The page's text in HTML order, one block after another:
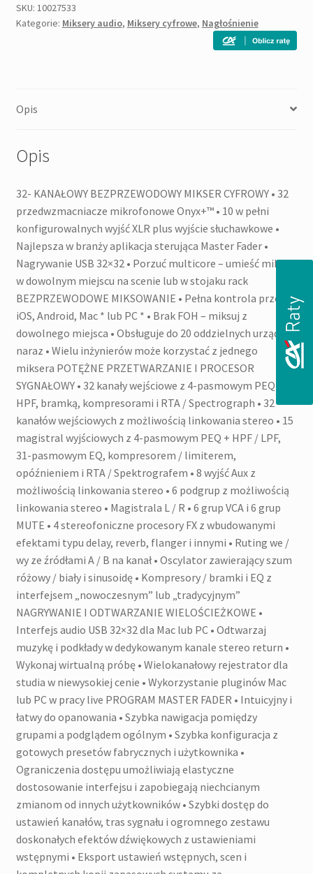
SKU: 10027533
Kategorie: Miksery audio, Miksery cyfrowe, Nagłośnienie
Opis
Opis
32- KANAŁOWY BEZPRZEWODOWY MIKSER CYFROWY • 32
przedwzmacniacze mikrofonowe Onyx+™ • 10 w pełni
konfigurowalnych wyjść XLR plus wyjście słuchawkowe •
Najlepsza w branży aplikacja sterująca Master Fader •
Nagrywanie USB 32×32 • Porzuć multicore – umieść mikser
w dowolnym miejscu na scenie lub w stojaku rack
BEZPRZEWODOWE MIKSOWANIE • Pełna kontrola przez
iOS, Android, Mac * lub PC * • Brak FOH – miksuj z
dowolnego miejsca • Obsługuje do 20 oddzielnych urządzeń
naraz • Wielu inżynierów może korzystać z jednego
miksera POTĘŻNE PRZETWARZANIE I PROCESOR
SYGNAŁOWY • 32 kanały wejściowe z 4-pasmowym PEQ +
HPF, bramką, kompresorami i RTA / Spectrograph • 32
kanałów wejściowych z możliwością linkowania stereo • 15
magistral wyjściowych z 4-pasmowym PEQ + HPF / LPF,
31-pasmowym EQ, kompresorem / limiterem,
opóźnieniem i RTA / Spektrografem • 8 wyjść Aux z
możliwością linkowania stereo • 6 podgrup z możliwością
linkowania stereo • Magistrala L / R • 6 grup VCA i 6 grup
MUTE • 4 stereofoniczne procesory FX z wbudowanymi
efektami typu delay, reverb, flanger i innymi • Ruting we /
wy ze źródłami A / B na kanał • Oscylator zawierający szum
różowy / biały i sinusoidę • Kompresory / bramki i EQ z
interfejsem „nowoczesnym” lub „tradycyjnym”
NAGRYWANIE I ODTWARZANIE WIELOŚCIEŻKOWE •
Interfejs audio USB 32×32 dla Mac lub PC • Odtwarzaj
muzykę i podkłady w dedykowanym kanale stereo return •
Wykonaj wirtualną próbę • Wielokanałowy rejestrator dla
studia w niewysokiej cenie • Wykorzystanie pluginów Mac
lub PC w pracy live PROGRAM MASTER FADER • Intuicyjny i
łatwy do opanowania • Szybka nawigacja pomiędzy
grupami a podglądem ogólnym • Szybka konfiguracja z
gotowych presetów fabrycznych i użytkownika •
Ograniczenia dostępu umożliwiają elastyczne
dostosowanie interfejsu i zapobiegają niechcianym
zmianom od innych użytkowników • Szybki dostęp do
ustawień kanałów, tras sygnału i ogromnego zestawu
doskonałych efektów dźwiękowych z ustawieniami
wstępnymi • Eksport ustawień wstępnych, scen i